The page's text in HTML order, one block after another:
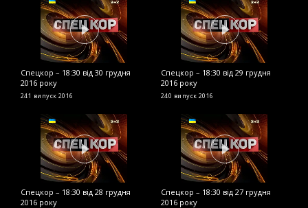
Спецкор – 18:30 від 30 грудня
2016 року
241 випуск 2016
Спецкор – 18:30 від 29 грудня
2016 року
240 випуск 2016
Спецкор – 18:30 від 28 грудня
2016 року
Спецкор – 18:30 від 27 грудня
2016 року